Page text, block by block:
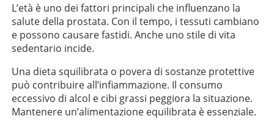
L’età è uno dei fattori principali che influenzano la
salute della prostata. Con il tempo, i tessuti cambiano
e possono causare fastidi. Anche uno stile di vita
sedentario incide.
Una dieta squilibrata o povera di sostanze protettive
può contribuire all’infiammazione. Il consumo
eccessivo di alcol e cibi grassi peggiora la situazione.
Mantenere un’alimentazione equilibrata è essenziale.